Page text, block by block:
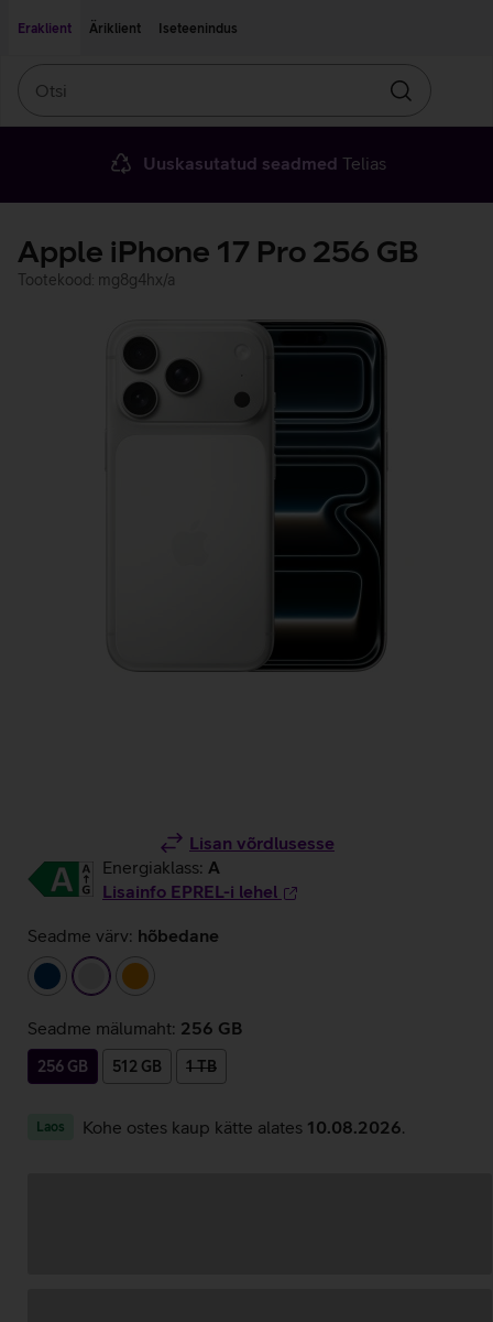
Eraklient
Äriklient Iseteenindus
Otsin
Uuskasutatud seadmed Telias
Apple iPhone 17 Pro 256 GB
Tootekood: mg8g4hx/a
Lisan võrdlusesse
Energiaklass: A
Lisainfo EPREL-i lehel
Seadme värv: hõbedane
tumesininehõbedane
oranž
Seadme mälumaht: 256 GB
256 GB 512 GB 1 TB
Laos Kohe ostes kaup kätte alates 10.08.2026